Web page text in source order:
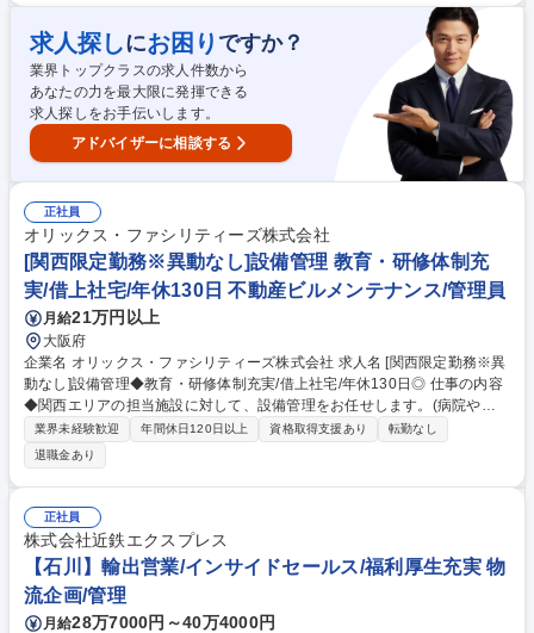
リティ製品の企画及びポートフォリオの管理 ■新規製品開発プロジェクト
のマネジメント ■生産スケジュールのマネジメント ■市場品質のマネジメ
ント 募集職種 【プロジェクトマネージャー/東京】街中で見かけるシェア
モビリティ/企画・開発
求人探しにお困り ですか？
業界トップクラスの求人件数から
あなたの力を最大限に発揮できる
求人探しをお手伝いします。
アドバイザーに相談する
正社員
オリックス・ファシリティーズ株式会社
[関西限定勤務※異動なし]設備管理 教育・研修体制充
実/借上社宅/年休130日 不動産ビルメンテナンス/管理員
月給21万円以上
大阪府
企業名 オリックス・ファシリティーズ株式会社 求人名 [関西限定勤務※異
動なし]設備管理◆教育・研修体制充実/借上社宅/年休130日◎ 仕事の内容
◆関西エリアの担当施設に対して、設備管理をお任せします。(病院や大
学、公共施設な等様々な施設)◆丁寧な研修教育体制がありますので、手
に職をつけ、長期的にキャリア形成したい方にオススメです！ 【具体的に
は】点検/見積/緊急対応等が主な業務です。モニターによる監視・日常点
検・法定点検・契約に基づく業務計画の立案・修繕等の見積もり書の作
成・緊急時の対応及び一次的な修繕(建物の改変は含まない)・設備メーカ
ーや修繕業者等への発注・オーナー様への報告 【会社・職種紹介】■事業
紹介動画：https://youtu.be/6sSR7aCje_U■社員インタビュー(設備管理)：
https://www.youtube.com/watch?v=T5Xs84QEaJE 募集職種 [関西限定勤
務※異動なし]設備管理◆教育・研修体制充実/借上社宅/年休130日◎
業界未経験歓迎 年間休日120日以上 資格取得支援あり
転勤なし
退職金あり
正社員
株式会社近鉄エクスプレス
【石川】輸出営業/インサイドセールス/福利厚生充実 物
流企画/管理
月給28万7000円～40万4000円